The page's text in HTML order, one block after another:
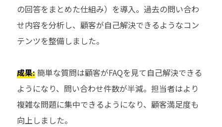
の回答をまとめた仕組み）を導入。過去の問い合わ
せ内容を分析し、顧客が自己解決できるようなコン
テンツを整備しました。
成果:簡単な質問は顧客がFAQを見て自己解決できる
ようになり、問い合わせ件数が半減。担当者はより
複雑な問題に集中できるようになり、顧客満足度も
向上しました。